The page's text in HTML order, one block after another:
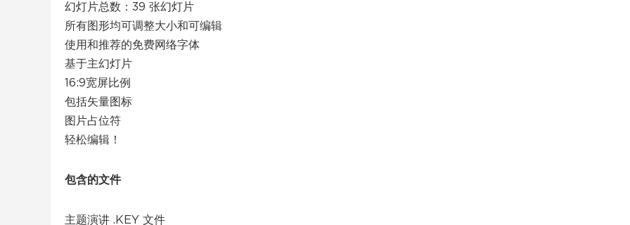
幻灯片总数：39 张幻灯片
所有图形均可调整大小和可编辑
使用和推荐的免费网络字体
基于主幻灯片
16:9宽屏比例
包括矢量图标
图片占位符
轻松编辑！
包含的文件
主题演讲 .KEY 文件